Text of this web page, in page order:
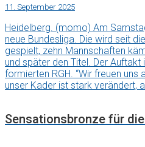
11. September 2025
Heidelberg. (momo) Am
neue Bundesliga. Die wird seit
gespielt, zehn Mannschaften
und später den Titel. Der Auftakt
formierten RGH. “Wir freuen uns
unser Kader ist stark verändert,
Sensationsbronze für